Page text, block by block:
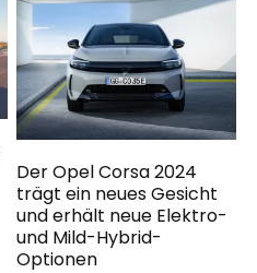
Der Opel Corsa 2024
trägt ein neues Gesicht
und erhält neue Elektro-
und Mild-Hybrid-
Optionen